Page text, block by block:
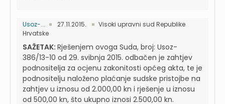
Usoz-... 27.11.2015.
Visoki upravni sud Republike
Hrvatske
SAŽETAK: Rješenjem ovoga Suda, broj: Usoz-
386/13-10 od 29. svibnja 2015. odbačen je zahtjev
podnositelja za ocjenu zakonitosti općeg akta, te je
podnositelju naloženo plaćanje sudske pristojbe na
zahtjev u iznosu od 2.000,00 kn i rješenje u iznosu
od 500,00 kn, što ukupno iznosi 2.500,00 kn.